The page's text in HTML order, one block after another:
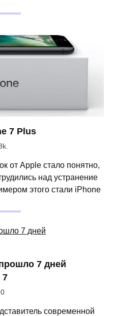
7 Plus
от Apple стало понятно,
над устранение
этого стали iPhone
7 дней
7
современной